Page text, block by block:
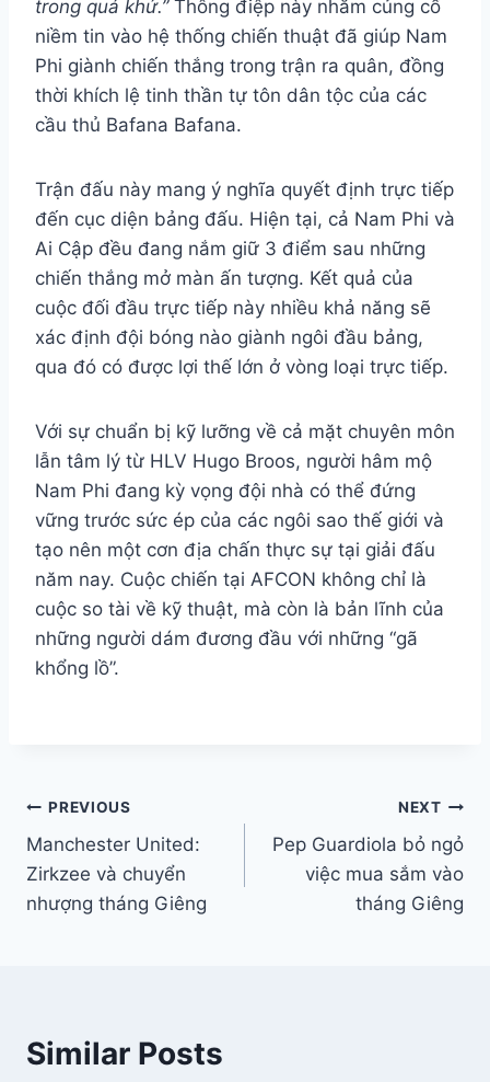
trong quá khứ.”Thông điệp này nhằm củng cố
niềm tin vào hệ thống chiến thuật đã giúp Nam
Phi giành chiến thắng trong trận ra quân, đồng
thời khích lệ tinh thần tự tôn dân tộc của các
cầu thủ Bafana Bafana.
Trận đấu này mang ý nghĩa quyết định trực tiếp
đến cục diện bảng đấu. Hiện tại, cả Nam Phi và
Ai Cập đều đang nắm giữ 3 điểm sau những
chiến thắng mở màn ấn tượng. Kết quả của
cuộc đối đầu trực tiếp này nhiều khả năng sẽ
xác định đội bóng nào giành ngôi đầu bảng,
qua đó có được lợi thế lớn ở vòng loại trực tiếp.
Với sự chuẩn bị kỹ lưỡng về cả mặt chuyên môn
lẫn tâm lý từ HLV Hugo Broos, người hâm mộ
Nam Phi đang kỳ vọng đội nhà có thể đứng
vững trước sức ép của các ngôi sao thế giới và
tạo nên một cơn địa chấn thực sự tại giải đấu
năm nay. Cuộc chiến tại AFCON không chỉ là
cuộc so tài về kỹ thuật, mà còn là bản lĩnh của
những người dám đương đầu với những “gã
khổng lồ”.
Điều
hướng
bài
PREVIOUS
Manchester United:
Zirkzee và chuyển
nhượng tháng Giêng
NEXT
Pep Guardiola bỏ ngỏ
việc mua sắm vào
tháng Giêng
Similar Posts